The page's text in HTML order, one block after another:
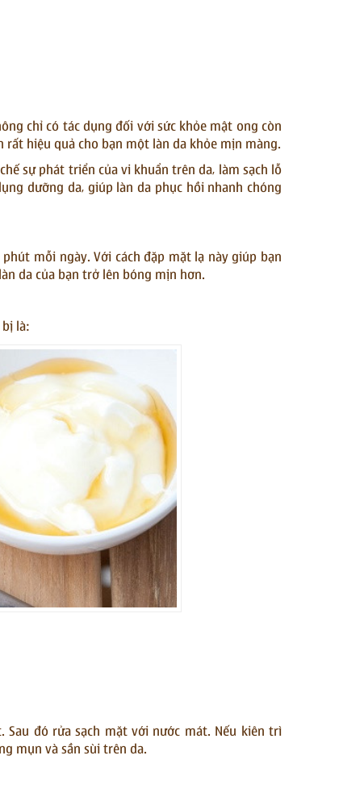
chỉ có tác dụng đối với sức khỏe mật ong còn
hiệu quả cho bạn một làn da khỏe mịn màng.
sự phát triển của vi khuẩn trên da, làm sạch lỗ
dưỡng da, giúp làn da phục hồi nhanh chóng
mỗi ngày. Với cách đặp mặt lạ này giúp bạn
da của bạn trở lên bóng mịn hơn.
bị là:
đó rửa sạch mặt với nước mát. Nếu kiên trì
mụn và sần sùi trên da.